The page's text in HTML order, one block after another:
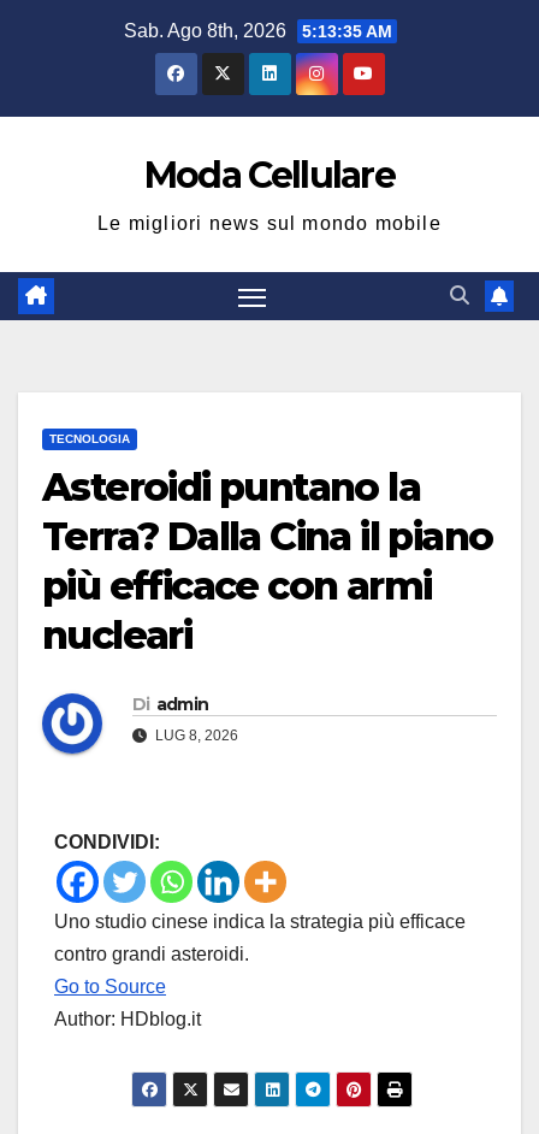
Sab. Ago 8th, 2026 5:13:36 AM
Moda Cellulare
Le migliori news sul mondo mobile
TECNOLOGIA
Asteroidi puntano la
Terra? Dalla Cina il piano
più efficace con armi
nucleari
Di admin
LUG 8, 2026
CONDIVIDI:
Uno studio cinese indica la strategia più efficace
contro grandi asteroidi.
Go to Source
Author: HDblog.it